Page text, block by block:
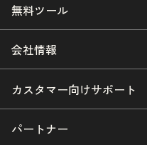
無料ツール
会社情報
カスタマー向けサポート
パートナー